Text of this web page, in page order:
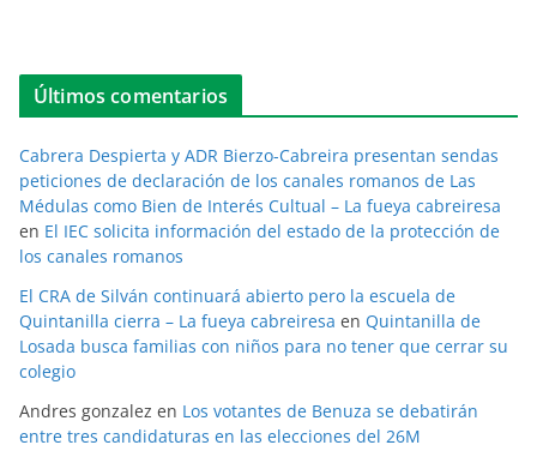
Últimos comentarios
Cabrera Despierta y ADR Bierzo-Cabreira presentan sendas
peticiones de declaración de los canales romanos de Las
Médulas como Bien de Interés Cultual – La fueya cabreiresa
en El IEC solicita información del estado de la protección de
los canales romanos
El CRA de Silván continuará abierto pero la escuela de
Quintanilla cierra – La fueya cabreiresa en Quintanilla de
Losada busca familias con niños para no tener que cerrar su
colegio
Andres gonzalez en Los votantes de Benuza se debatirán
entre tres candidaturas en las elecciones del 26M